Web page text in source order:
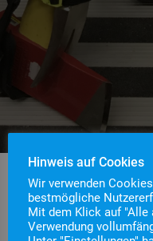
Einsatznummer
Hinweis auf Cookies
Wir verwenden
bestmögliche
Mit dem Klick auf "Alle
Verwendung